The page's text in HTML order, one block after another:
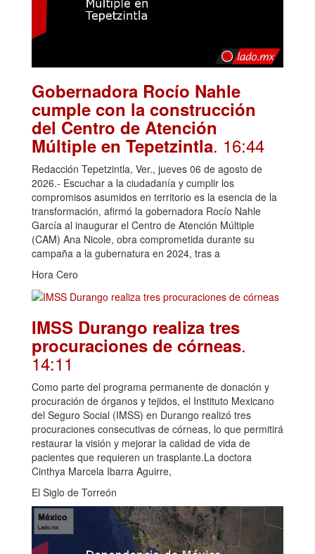
Gobernadora Rocío Nahle
cumple con la construcción
del Centro de Atención
Múltiple en Tepetzintla. 16:44
Redacción Tepetzintla, Ver., jueves 06 de agosto de
2026.- Escuchar a la ciudadanía y cumplir los
compromisos asumidos en territorio es la esencia de la
transformación, afirmó la gobernadora Rocío Nahle
García al inaugurar el Centro de Atención Múltiple
(CAM) Ana Nicole, obra comprometida durante su
campaña a la gubernatura en 2024, tras a
Hora Cero
IMSS Durango realiza tres
procuraciones de córneas.
14:11
Como parte del programa permanente de donación y
procuración de órganos y tejidos, el Instituto Mexicano
del Seguro Social (IMSS) en Durango realizó tres
procuraciones consecutivas de córneas, lo que permitirá
restaurar la visión y mejorar la calidad de vida de
pacientes que requieren un trasplante.La doctora
Cinthya Marcela Ibarra Aguirre,
El Siglo de Torreón